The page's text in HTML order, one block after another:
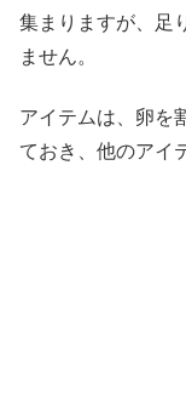
集まりますが、足
ません。
アイテムは、卵を
ておき、他のアイ